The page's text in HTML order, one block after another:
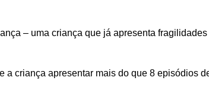
– uma criança que já apresenta
a criança apresentar mais do que 8 episódios